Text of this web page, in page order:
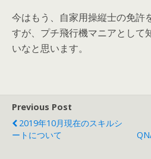
今はもう、自家用操縦士の免許
すが、プチ飛行機マニアとして
いなと思います。
Previous Post
2019年10月現在のスキルシ
ートについて